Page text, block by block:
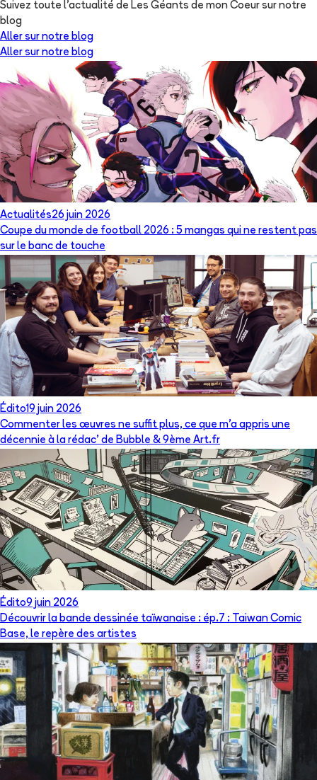
Suivez toute l'actualité de Les Géants de mon Coeur sur notre
blog
Aller sur notre blog
Aller sur notre blog
Actualités26 juin 2026
Coupe du monde de football 2026 : 5 mangas qui ne restent pas
sur le banc de touche
Édito19 juin 2026
Commenter les œuvres ne suffit plus, ce que m’a appris une
décennie à la rédac’ de Bubble & 9ème Art.fr
Édito9 juin 2026
Découvrir la bande dessinée taïwanaise : ép.7 : Taiwan Comic
Base, le repère des artistes